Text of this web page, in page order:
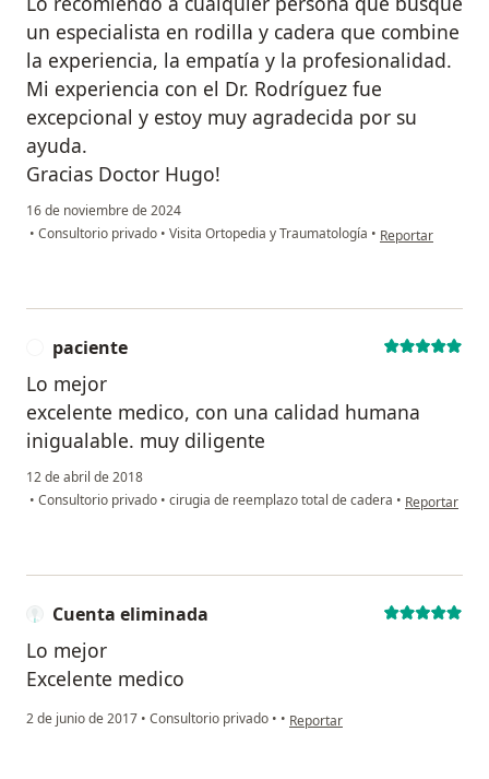
un especialista en rodilla y cadera que combine
la experiencia, la empatía y la profesionalidad.
Mi experiencia con el Dr. Rodríguez fue
excepcional y estoy muy agradecida por su
ayuda.
Gracias Doctor Hugo!
16 de noviembre de 2024
• Consultorio privado • Visita Ortopedia y Traumatología • en opinión del
Reportar
paciente
Lo mejor
excelente medico, con una calidad humana
inigualable. muy diligente
12 de abril de 2018
• Consultorio privado • cirugia de reemplazo total de cadera • en opinión
Reportar
Cuenta eliminada
Lo mejor
Excelente medico
2 de junio de 2017 • Consultorio privado • • en opinión del usuario Cuenta
Reportar